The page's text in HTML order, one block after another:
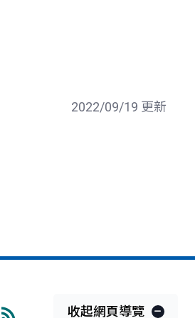
2022/09/19 更新
收起網頁導覽